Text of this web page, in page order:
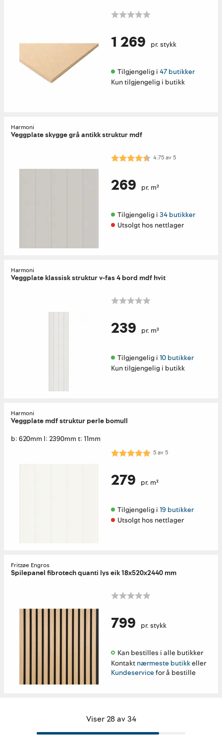
1 269 pr. stykk
Tilgjengelig i 47 butikker
Kun tilgjengelig i butikk
Harmoni
Veggplate skygge grå antikk struktur mdf
Karakter: 4.8 av 5 mulige
4.75av5
269 pr. m²
Tilgjengelig i 34 butikker
Utsolgt hos nettlager
Harmoni
Veggplate klassisk struktur v-fas 4 bord mdf hvit
239 pr. m²
Tilgjengelig i 10 butikker
Kun tilgjengelig i butikk
Harmoni
Veggplate mdf struktur perle bomull
b: 620mm l: 2390mm t: 11mm
Karakter: 5.0 av 5 mulige
5av5
279 pr. m²
Tilgjengelig i 19 butikker
Utsolgt hos nettlager
Fritzøe Engros
Spilepanel fibrotech quanti lys eik 18x520x2440 mm
799 pr. stykk
Kan bestilles i alle butikker
Kontakt nærmeste butikkeller
Kundeservicefor å bestille
Viser 28 av 34